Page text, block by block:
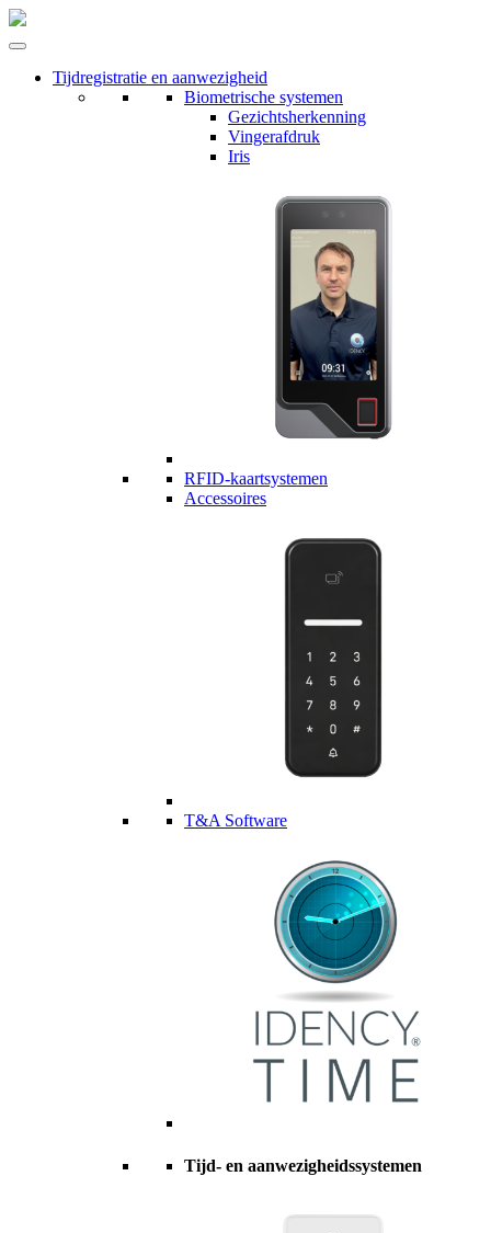
Tijdregistratie en aanwezigheid
Biometrische systemen
Gezichtsherkenning
Vingerafdruk
Iris
RFID-kaartsystemen
Accessoires
T&A Software
Tijd- en aanwezigheidssystemen